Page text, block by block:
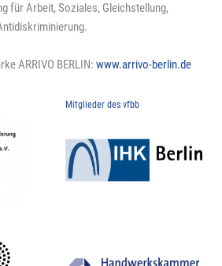
für Arbeit, Soziales, Gleichstellung,
ARRIVO BERLIN: www.arrivo-berlin.de
Mitglieder des vfbb